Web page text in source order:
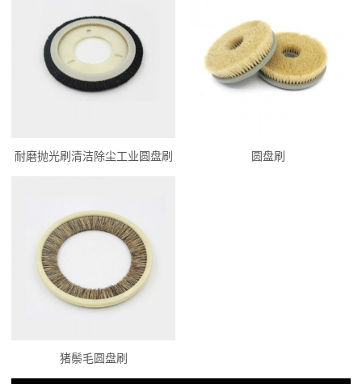
耐磨抛光刷清洁除尘工业圆盘刷 圆盘刷
猪鬃毛圆盘刷